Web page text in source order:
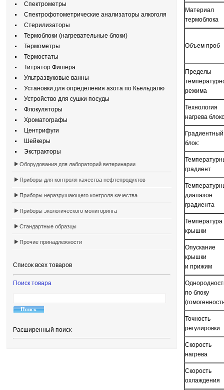
Спектрометры
Спектрофотометрические анализаторы алкоголя
Стерилизаторы
Термоблоки (нагревательные блоки)
Термометры
Термостаты
Титратор Фишера
Ультразвуковые ванны
Установки для определения азота по Кьельдалю
Устройство для сушки посуды
Флокуляторы
Хроматографы
Центрифуги
Шейкеры
Экстракторы
Оборудования для лабораторий ветеринарии
Приборы для контроля качества нефтепродуктов
Приборы неразрушающего контроля качества
Приборы экологического мониторинга
Стандартные образцы
Прочие принадлежности
Список всех товаров
Поиск товара
Расширенный поиск
Материал
термоблока
Объем проб
Пределы
режима
Технология
нагрева
Градиентный
блок:
градиент
диапазон
градиента
Температура
крышки
Опускание
крышки
и прижим
по блоку
Точность
регулировки
Скорость
нагрева
Скорость
охлаждения